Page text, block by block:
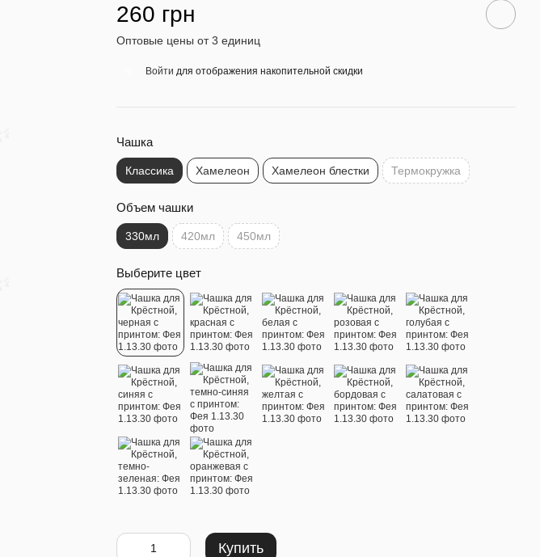
260 грн
Оптовые цены от 3 единиц
Войти для отображения накопительной скидки
Чашка
Классика Хамелеон Хамелеон блестки Термокружка
Объем чашки
330мл 420мл 450мл
Выберите цвет
Купить